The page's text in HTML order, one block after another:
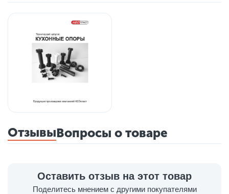
ОтзывыВопросы о товаре
Оставить отзыв на этот товар
Поделитесь мнением с другими покупателями